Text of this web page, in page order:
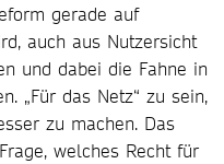
gerade auf
auch aus Nutzersicht
und dabei die Fahne in
„Für das Netz“ zu sein,
zu machen. Das
welches Recht für